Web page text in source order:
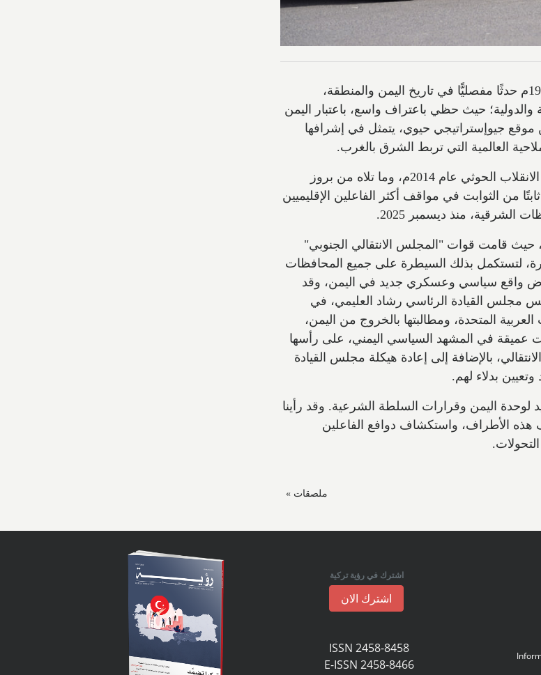
مثّل إعلان قيام الوحدة اليمنية في الثاني والعشرين من مايو 1990م حدثًا مفصليًّا في تاريخ اليمن والمنطقة،
والدولية؛ حيث حظي باعتراف واسع، باعتبار اليمن
موقع جيوإستراتيجي حيوي، يتمثل في إشرافها
العالمية التي تربط الشرق بالغرب.
وعلى الرغم من التصدعات التي أصابت بنيان الدولة اليمنية منذ الانقلاب الحوثي عام 2014م، وما تلاه من بروز
من الثوابت في مواقف أكثر الفاعلين الإقليميين
منذ ديسمبر 2025.
حيث قامت قوات "المجلس الانتقالي الجنوبي"
لتستكمل بذلك السيطرة على جميع المحافظات
واقع سياسي وعسكري جديد في اليمن، وقد
مجلس القيادة الرئاسي رشاد العليمي، في
العربية المتحدة، ومطالبتها بالخروج من اليمن،
عميقة في المشهد السياسي اليمني، على رأسها
بالإضافة إلى إعادة هيكلة مجلس القيادة
بدلاء لهم.
لوحدة اليمن وقرارات السلطة الشرعية. وقد رأينا
هذه الأطراف، واستكشاف دوافع الفاعلين
ملصقات »
اشترك في رؤية تركية
اشترك الان
ISSN 2458-8458
E-ISSN 2458-8466